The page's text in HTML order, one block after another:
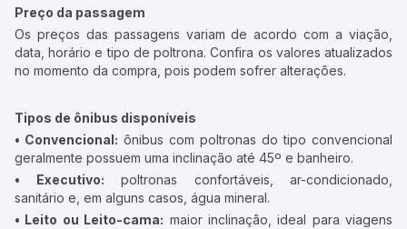
Preço da passagem
Os preços das passagens variam de acordo com a viação,
data, horário e tipo de poltrona. Confira os valores atualizados
no momento da compra, pois podem sofrer alterações.
Tipos de ônibus disponíveis
• Convencional: ônibus com poltronas do tipo convencional
geralmente possuem uma inclinação até 45º e banheiro.
• Executivo: poltronas confortáveis, ar-condicionado,
sanitário e, em alguns casos, água mineral.
• Leito ou Leito-cama: maior inclinação, ideal para viagens